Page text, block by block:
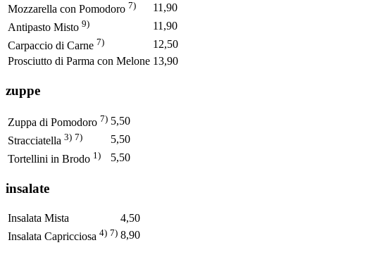
Mozzarella con Pomodoro 7)
11,90
Antipasto Misto 9)
11,90
Carpaccio di Carne 7)
12,50
Prosciutto di Parma con Melone 13,90
zuppe
Zuppa di Pomodoro 7) 5,50
Stracciatella 3) 7)
5,50
Tortellini in Brodo 1) 5,50
insalate
Insalata Mista
4,50
Insalata Capricciosa 4) 7) 8,90